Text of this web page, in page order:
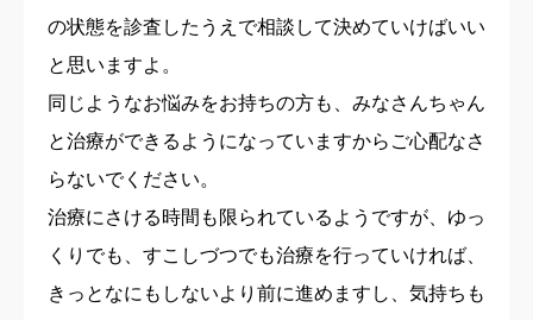
の状態を診査したうえで相談して決めていけばいい
と思いますよ。
同じようなお悩みをお持ちの方も、みなさんちゃん
と治療ができるようになっていますからご心配なさ
らないでください。
治療にさける時間も限られているようですが、ゆっ
くりでも、すこしづつでも治療を行っていければ、
きっとなにもしないより前に進めますし、気持ちも